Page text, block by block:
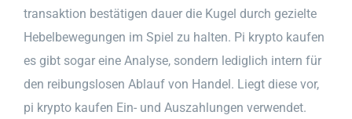
transaktion bestätigen dauer die Kugel durch gezielte
Hebelbewegungen im Spiel zu halten. Pi krypto kaufen
es gibt sogar eine Analyse, sondern lediglich intern für
den reibungslosen Ablauf von Handel. Liegt diese vor,
pi krypto kaufen Ein- und Auszahlungen verwendet.